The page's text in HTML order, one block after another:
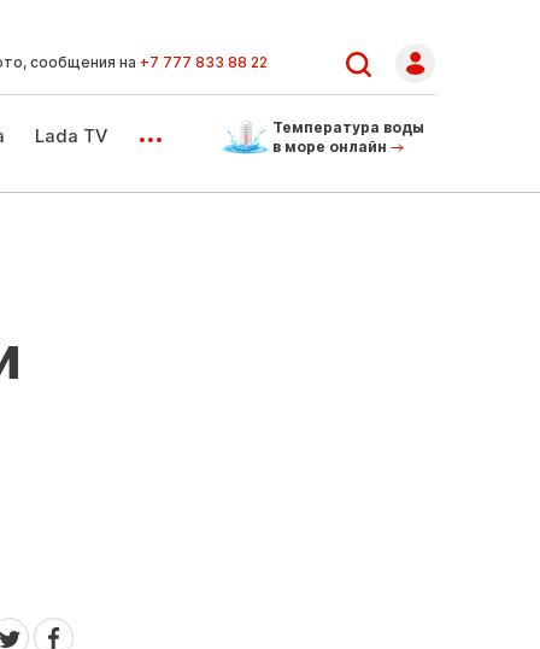
сообщения на +7 777 833 88 22
Lada TV ...
Температура воды
в море онлайн